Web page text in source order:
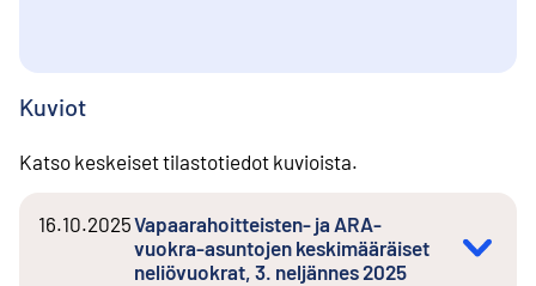
Kuviot
Katso keskeiset tilastotiedot kuvioista.
16.10.2025Vapaarahoitteisten- ja ARA-
vuokra-asuntojen keskimääräiset
neliövuokrat, 3. neljännes 2025